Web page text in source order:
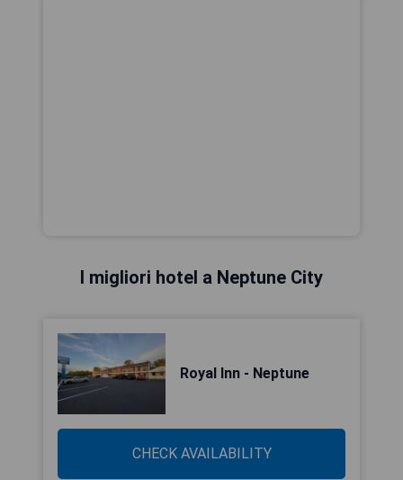
I migliori hotel a Neptune City
Royal Inn - Neptune
CHECK AVAILABILITY